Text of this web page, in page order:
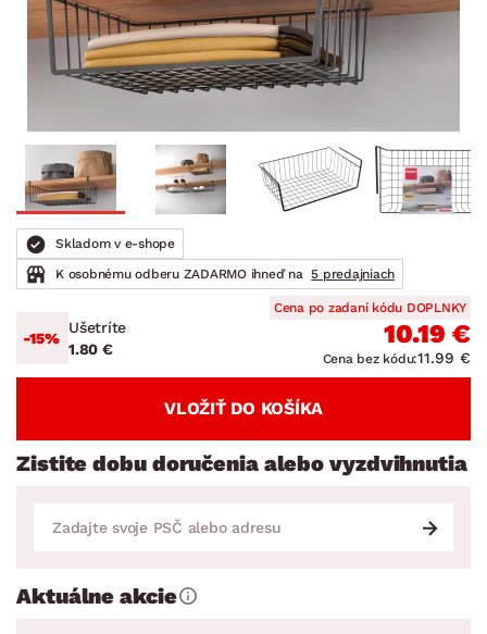
Skladom v e-shope
K osobnému odberu ZADARMO ihneď na 5 predajniach
-15%
Ušetríte
1.80 €
Cena po zadaní kódu DOPLNKY
10.19 €
Cena bez kódu:11.99 €
VLOŽIŤ DO KOŠÍKA
Zistite dobu doručenia alebo vyzdvihnutia
Aktuálne akcie